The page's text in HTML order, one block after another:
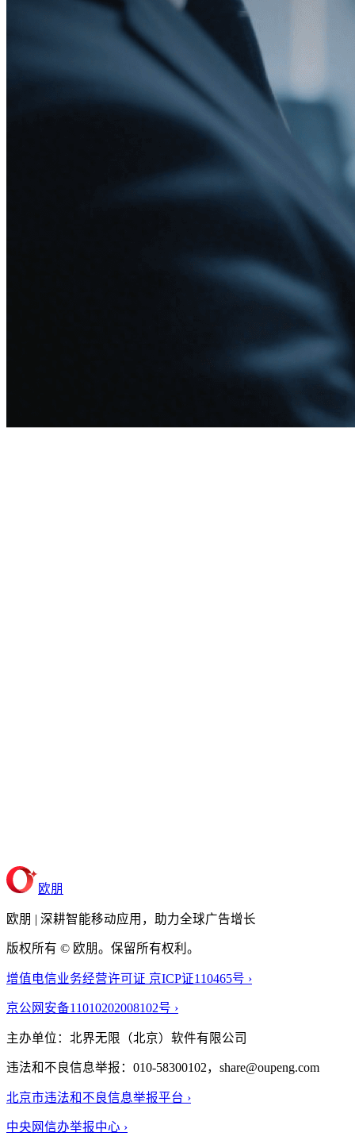
欧朋
欧朋 | 深耕智能移动应用，助力全球广告增长
版权所有 © 欧朋。保留所有权利。
增值电信业务经营许可证 京ICP证110465号 ›
京公网安备11010202008102号 ›
主办单位：北界无限（北京）软件有限公司
违法和不良信息举报：010-58300102，share@oupeng.com
北京市违法和不良信息举报平台 ›
中央网信办举报中心 ›